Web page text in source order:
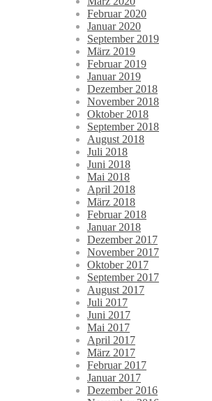
Februar 2020
Januar 2020
September 2019
März 2019
Februar 2019
Januar 2019
Dezember 2018
November 2018
Oktober 2018
September 2018
August 2018
Juli 2018
Juni 2018
Mai 2018
April 2018
März 2018
Februar 2018
Januar 2018
Dezember 2017
November 2017
Oktober 2017
September 2017
August 2017
Juli 2017
Juni 2017
Mai 2017
April 2017
März 2017
Februar 2017
Januar 2017
Dezember 2016